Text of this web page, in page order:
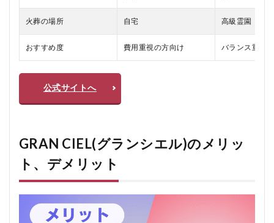
火葬の場所 自宅 高級霊園
おすすめ度 費用重視の方向け バランス重視
公式サイトへ
GRAN CIEL(グランシエル)のメリッ
ト、デメリット